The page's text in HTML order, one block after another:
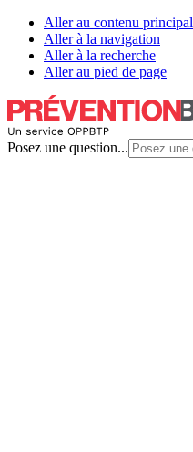
Aller au contenu principal
Aller à la navigation
Aller à la recherche
Aller au pied de page
Posez une question...